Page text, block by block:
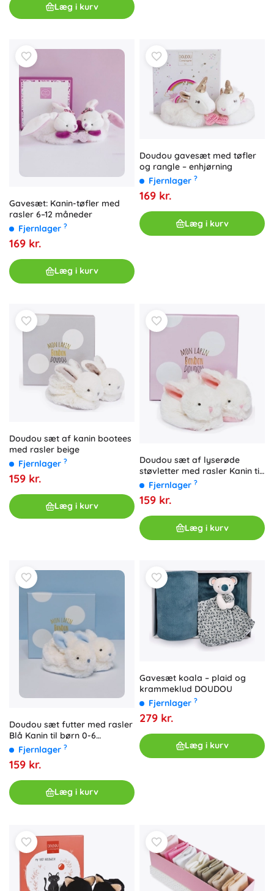
Læg i kurv
Gavesæt: Kanin-tøfler med
rasler 6–12 måneder
Fjernlager ?
169 kr.
Læg i kurv
Doudou gavesæt med tøfler
og rangle – enhjørning
Fjernlager ?
169 kr.
Læg i kurv
Doudou sæt af kanin bootees
med rasler beige
Fjernlager ?
159 kr.
Læg i kurv
Doudou sæt af lyserøde
støvletter med rasler Kanin til
babyer 0-6 måneder
Fjernlager ?
159 kr.
Læg i kurv
Doudou sæt futter med rasler
Blå Kanin til børn 0-6
måneder
Fjernlager ?
159 kr.
Læg i kurv
Gavesæt koala – plaid og
krammeklud DOUDOU
Fjernlager ?
279 kr.
Læg i kurv